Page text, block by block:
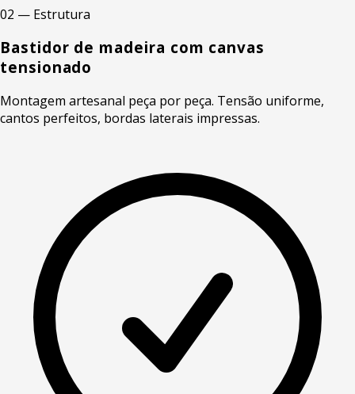
02 — Estrutura
Bastidor de madeira com canvas
tensionado
Montagem artesanal peça por peça. Tensão uniforme,
cantos perfeitos, bordas laterais impressas.